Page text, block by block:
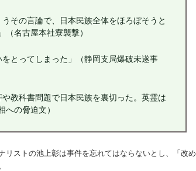
その言論で、日本民族全体をほろぼそうと
名古屋本社寮襲撃）
とってしまった」（静岡支局爆破未遂事
教科書問題で日本民族を裏切った。英霊は
の脅迫文）
リストの池上彰は事件を忘れてはならないとし、「改め